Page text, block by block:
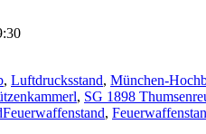
, Luftdrucksstand, München-
, SG 1898
Feuerwaffenstand,